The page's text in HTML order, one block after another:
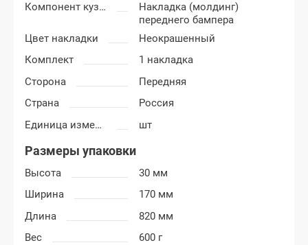
Компонент кузова
Накладка (молдинг)
переднего бампера
Цвет накладки
Неокрашенный
Комплект
1 накладка
Сторона
Передняя
Страна
Россия
Единица измерения
шт
Размеры упаковки
Высота
30 мм
Ширина
170 мм
Длина
820 мм
Вес
600 г